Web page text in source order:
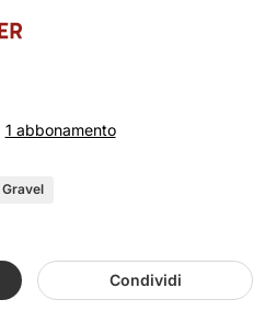
1 abbonamento
Gravel
Condividi